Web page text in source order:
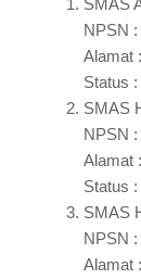
NPSN
Alamat
Status
SMAS
NPSN
Alamat
Status
SMAS
NPSN
Alamat